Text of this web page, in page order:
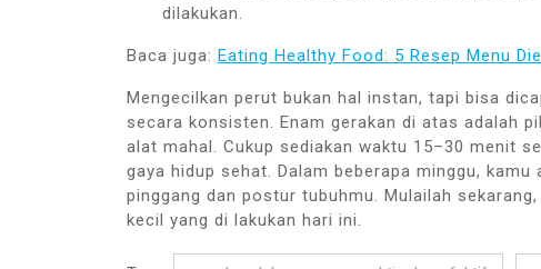
dilakukan.
Baca juga: Eating Healthy Food: 5 Resep Menu
Mengecilkan perut bukan hal instan, tapi bisa
secara konsisten. Enam gerakan di atas adalah
alat mahal. Cukup sediakan waktu 15–30 menit
gaya hidup sehat. Dalam beberapa minggu,
pinggang dan postur tubuhmu. Mulailah
kecil yang di lakukan hari ini.